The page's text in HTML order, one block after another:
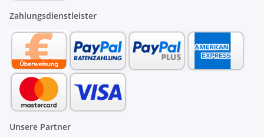
Zahlungsdienstleister
Unsere Partner